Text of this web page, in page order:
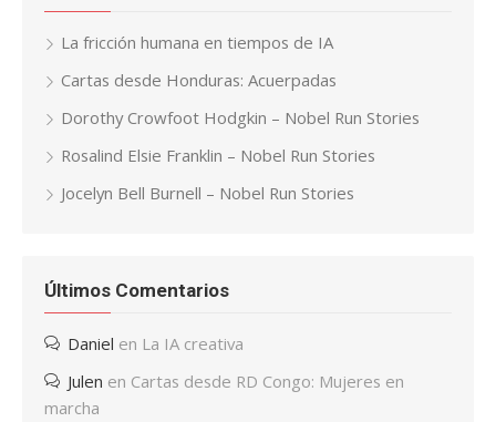
La fricción humana en tiempos de IA
Cartas desde Honduras: Acuerpadas
Dorothy Crowfoot Hodgkin – Nobel Run Stories
Rosalind Elsie Franklin – Nobel Run Stories
Jocelyn Bell Burnell – Nobel Run Stories
Últimos Comentarios
Daniel en La IA creativa
Julen en Cartas desde RD Congo: Mujeres en
marcha